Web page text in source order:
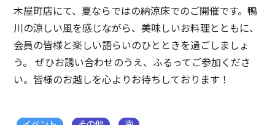
木屋町店にて、夏ならではの納涼床でのご開催です。鴨
川の涼しい風を感じながら、美味しいお料理とともに、
会員の皆様と楽しい語らいのひとときを過ごしましょ
う。 ぜひお誘い合わせのうえ、ふるってご参加くださ
い。皆様のお越しを心よりお待ちしております！